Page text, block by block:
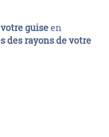
guiseen
des rayons de votre